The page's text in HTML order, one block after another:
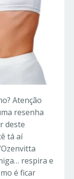
Atenção
resenha
deste
tá aí
respira e
é ficar